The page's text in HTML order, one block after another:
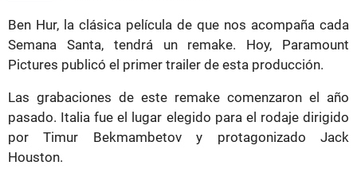
Ben Hur, la clásica película de que nos acompaña cada
Semana Santa, tendrá un remake. Hoy, Paramount
Pictures publicó el primer trailer de esta producción.
Las grabaciones de este remake comenzaron el año
pasado. Italia fue el lugar elegido para el rodaje dirigido
por Timur Bekmambetov y protagonizado Jack
Houston.